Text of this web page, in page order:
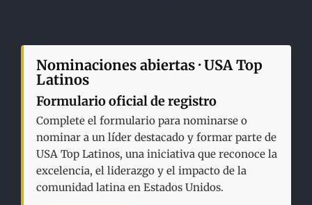
Nominaciones abiertas · USA Top
Latinos
Formulario oficial de registro
Complete el formulario para nominarse o
nominar a un líder destacado y formar parte de
USA Top Latinos, una iniciativa que reconoce la
excelencia, el liderazgo y el impacto de la
comunidad latina en Estados Unidos.